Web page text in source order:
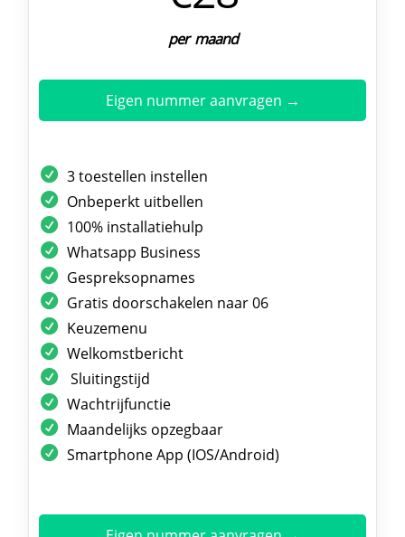
per maand
Eigen nummer aanvragen →
3 toestellen instellen
Onbeperkt uitbellen
100% installatiehulp
Whatsapp Business
Gespreksopnames
Gratis doorschakelen naar 06
Keuzemenu
Welkomstbericht
Sluitingstijd
Wachtrijfunctie
Maandelijks opzegbaar
Smartphone App (IOS/Android)